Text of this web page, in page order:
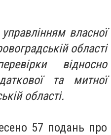
власної
області
відносно
та митної
області.
57 подань про